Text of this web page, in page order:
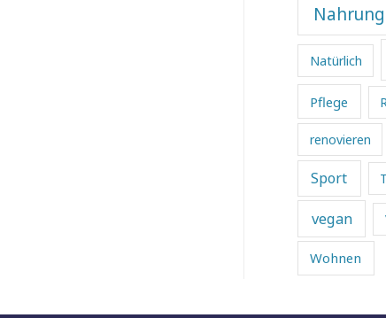
Natürlich
Pflege
renovieren
Sport
vegan
Wohnen